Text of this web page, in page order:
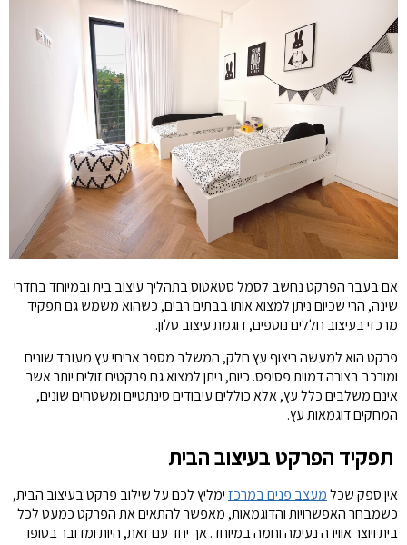
אם בעבר הפרקט נחשב לסמל סטאטוס בתהליך עיצוב בית ובמיוחד בחדרי
שינה, הרי שכיום ניתן למצוא אותו בבתים רבים, כשהוא משמש גם תפקיד
מרכזי בעיצוב חללים נוספים, דוגמת עיצוב סלון.
פרקט הוא למעשה ריצוף עץ חלק, המשלב מספר אריחי עץ מעובד שונים
ומורכב בצורה דמוית פסיפס. כיום, ניתן למצוא גם פרקטים זולים יותר אשר
אינם משלבים כלל עץ, אלא כוללים עיבודים סינתטיים ומשטחים שונים,
המחקים דוגמאות עץ.
תפקיד הפרקט בעיצוב הבית
אין ספק שכלמעצב פנים במרכזימליץ לכם על שילוב פרקט בעיצוב הבית,
כשמבחר האפשרויות והדוגמאות, מאפשר להתאים את הפרקט כמעט לכל
בית ויוצר אווירה נעימה וחמה במיוחד. אך יחד עם זאת, היות ומדובר בסופו